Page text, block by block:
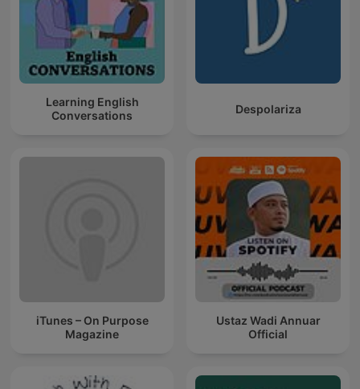
Learning English
Conversations
Despolariza
iTunes – On Purpose
Magazine
Ustaz Wadi Annuar
Official